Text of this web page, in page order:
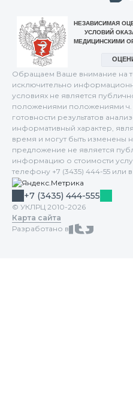
Обращаем Ваше внимание на
исключительно
условиях не является
положениями положениями ч.
готовности результатов
информативный характер,
время и могут быть изменены
предложение не является
информацию о стоимости
телефону +7 (3435) 444-55 или
+7 (3435) 444-555
© УКЛРЦ 2010-2026
Карта сайта
Разработано в